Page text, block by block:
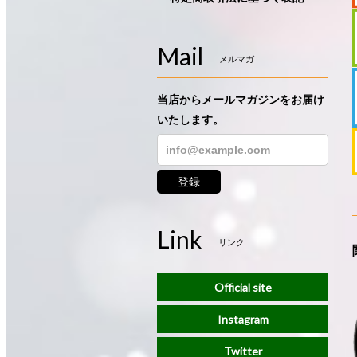
Mail メルマガ
当店からメールマガジンをお届け
いたします。
登録
Link リンク
Official site
Instagram
Twitter